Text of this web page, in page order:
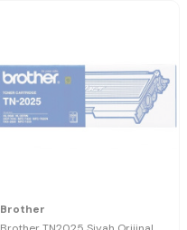
Brother